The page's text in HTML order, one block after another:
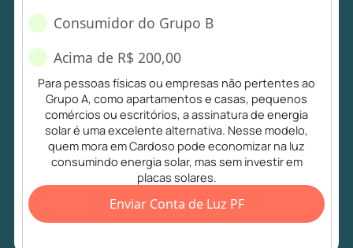
Consumidor do Grupo B
Acima de R$ 200,00
Para pessoas físicas ou empresas não pertentes ao
Grupo A, como apartamentos e casas, pequenos
comércios ou escritórios, a assinatura de energia
solar é uma excelente alternativa. Nesse modelo,
quem mora em Cardoso pode economizar na luz
consumindo energia solar, mas sem investir em
placas solares.
Enviar Conta de Luz PF